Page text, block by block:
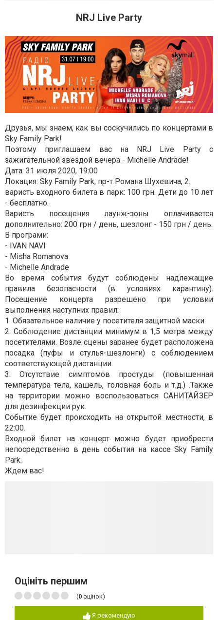
NRJ Live Party
Друзья, мы знаем, как вы соскучились по концертами в
Sky Family Park!
Поэтому приглашаем вас на NRJ Live Party с
зажигательной звездой вечера - Michelle Andrade!
Дата: 31 июля 2020, 19:00
Локация: Sky Family Park, пр-т Романа Шухевича, 2.
варисть входного билета в парк: 100 грн. Дети до 10 лет
- бесплатно.
Варисть посещения лаунж-зоны оплачивается
дополнительно: 200 грн / день, шезлонг - 150 грн / день.
В програми:
- IVAN NAVI
- Misha Romanova
- Michelle Andrade
Во время события будут соблюдены надлежащие
правила безопасности (в условиях карантину).
Посещение концерта разрешено при условии
выполнения наcтупних правил:
1. Обязательное наличие у посетителя защитной маски.
2. Соблюдение дистанции минимум в 1,5 метра между
посетителями. Возле сцены заранее будет расположена
посадка (пуфы и стулья-шезлонги) с соблюдением
соответствующей дистанции.
3. Отсутствие симптомов простуды (повышенная
температура тела, кашель, головная боль и т.д.) .Также
на территории можно воспользоваться САНИТАЙЗЕР
для дезинфекции рук.
Событие будет происходить на открытой местности, в
22:00.
Входной билет на концерт можно будет приобрести
непосредственно в день события на кассе Sky Family
Park.
Ждем вас!
Оцініть першим
(0 оцінок)
Я рекомендую